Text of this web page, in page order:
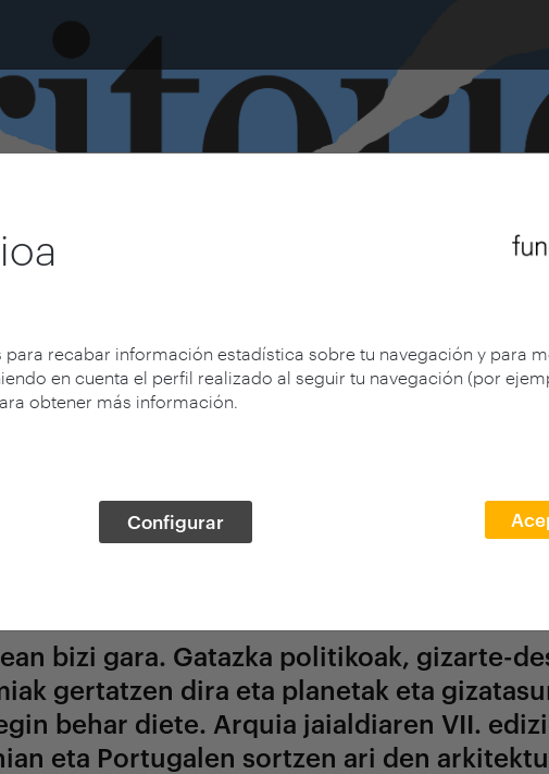
recabar información estadística sobre tu navegación y para
en cuenta el perfil realizado al seguir tu navegación (por
obtener más información.
Configurarjaialdia 2020
bizi gara. Gatazka politikoak, gizarte-
gertatzen dira eta planetak eta
behar diete. Arquia jaialdiaren VII.
eta Portugalen sortzen ari den